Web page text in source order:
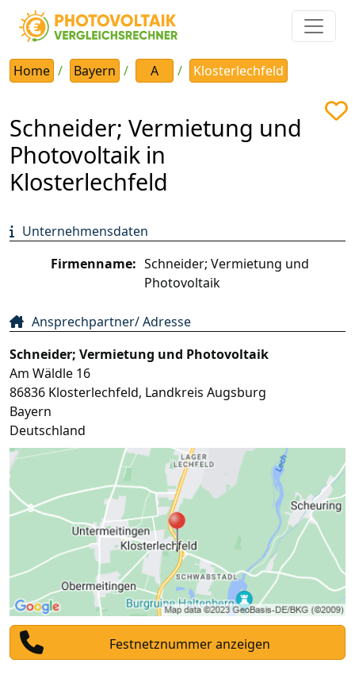
Home Bayern A Klosterlechfeld
Schneider; Vermietung und
Photovoltaik in
Klosterlechfeld
Unternehmensdaten
Firmenname: Schneider; Vermietung und
Photovoltaik
Ansprechpartner/ Adresse
Schneider; Vermietung und Photovoltaik
Am Wäldle 16
86836 Klosterlechfeld, Landkreis Augsburg
Bayern
Deutschland
Festnetznummer anzeigen